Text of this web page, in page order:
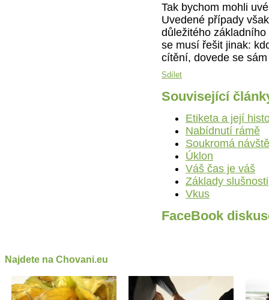
Tak bychom mohli
Uvedené případy
důležitého
se musí řešit jinak:
cítění, dovede se
Sdílet
Související
Etiketa a její
Nabídnutí rámě
Soukromá
Úklon
Váš čas je váš
Základy slušnosti
Vkus
FaceBook
Najdete na Chovani.eu